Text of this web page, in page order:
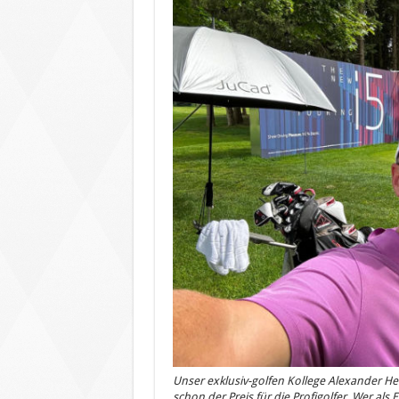
Unser exklusiv-golfen Kollege Alexander
schon der Preis für die Profigolfer. Wer als